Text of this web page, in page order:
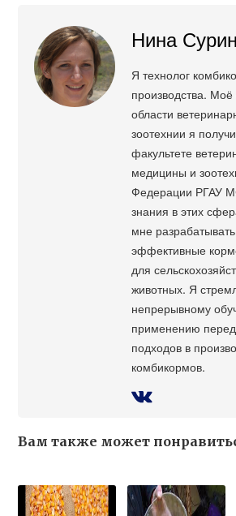
Нина
Я технолог
производства.
области
зоотехнии я
факультете
медицины и
Федерации РГАУ
знания в этих
мне
эффективные
для
животных. Я
непрерывному
применению
подходов в
комбикормов.
Вам также может